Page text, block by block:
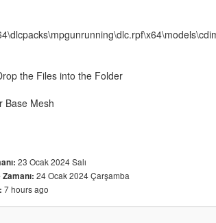
the Files into the Folder
Base Mesh
23 Ocak 2024 Salı
24 Ocak 2024 Çarşamba
7 hours ago